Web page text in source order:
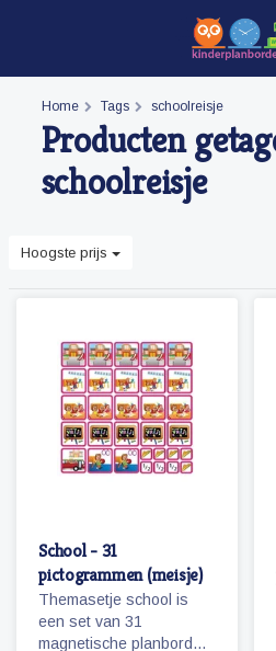
Home Tags schoolreisje
Producten
schoolreisje
Hoogste prijs
School - 31
pictogrammen (meisje)
Themasetje school is
een set van 31
magnetische planbord